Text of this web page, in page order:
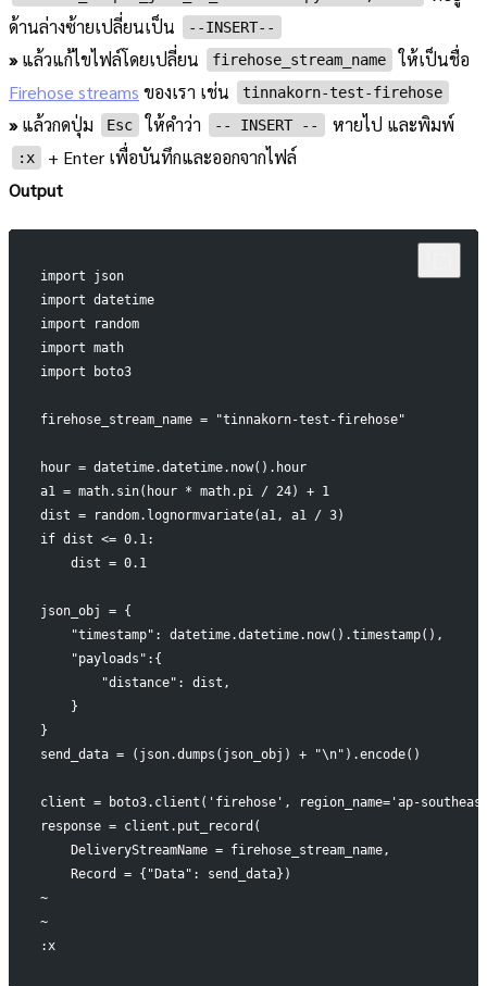
ด้านล่างซ้ายเปลี่ยนเป็น
--INSERT--
»แล้วแก้ไขไฟล์โดยเปลี่ยน firehose_stream_name
ให้เป็นชื่อ
Firehose streams ของเรา เช่น tinnakorn-test-firehose
»แล้วกดปุ่ม Esc ให้คำว่า -- INSERT -- หายไป และพิมพ์
:x
+ Enter เพื่อบันทึกและออกจากไฟล์
Output
import json
import datetime
import random
import math
import boto3
firehose_stream_name = "tinnakorn-test-firehose"
hour = datetime.datetime.now().hour
a1 = math.sin(hour * math.pi / 24) + 1
dist = random.lognormvariate(a1, a1 / 3)
if dist <= 0.1:
    dist = 0.1
json_obj = {
    "timestamp": datetime.datetime.now().timestamp(),
    "payloads":{
        "distance": dist,
    }
}
send_data = (json.dumps(json_obj) + "\n").encode()
client = boto3.client('firehose', region_name='ap-
response = client.put_record(
    DeliveryStreamName = firehose_stream_name,
    Record = {"Data": send_data})
~
~
:x